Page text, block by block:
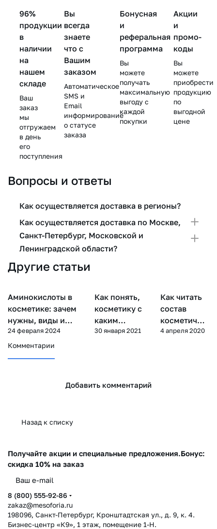
96%
продукции
в
наличии
на
нашем
складе
Ваш
заказ
мы
отгружаем
в день
его
поступления
Вы
всегда
знаете
что с
Вашим
заказом
Автоматическое
SMS и
Email
информирование
о статусе
заказа
Бонусная
и
реферальная
программа
Вы
можете
получать
максимальную
выгоду с
каждой
покупки
Акции
и
промо-
коды
Вы
можете
приобрести
продукцию
по
выгодной
цене
Вопросы и ответы
Как осуществляется доставка в регионы?
Как осуществляется доставка по Москве,
Санкт-Петербург, Московской и
Ленинградской области?
Другие статьи
Компоненты косметики
Аминокислоты в
косметике: зачем
нужны, виды и
применение по типу
кожи
24 февраля 2024
Уход за лицом
Как понять,
косметику с
каким
витамином
30 января 2021
Уход за
лицом
Как читать
состав
косметичес
ких
4 апреля 2020
Комментарии
Добавить комментарий
Назад к списку
Получайте акции и специальные предложения.Бонус:
скидка 10% на заказ
8 (800) 555-92-86
zakaz@mesoforia.ru
198096, Санкт-Петербург, Кронштадтская ул., д. 9, к. 4.
Бизнес-центр «К9», 1 этаж, помещение 1-Н.